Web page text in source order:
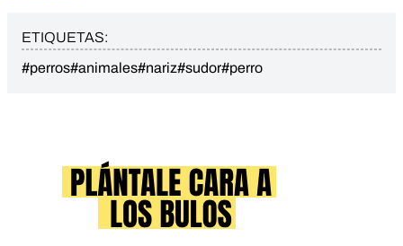
ETIQUETAS:
#perros#animales#nariz#sudor#perro